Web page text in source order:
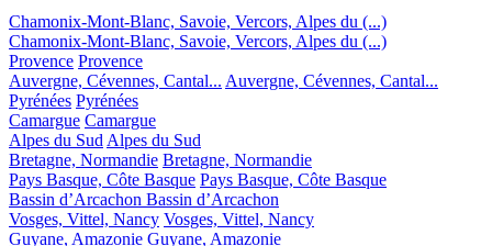
Chamonix-Mont-Blanc, Savoie, Vercors, Alpes du (...)
Chamonix-Mont-Blanc, Savoie, Vercors, Alpes du (...)
Provence Provence
Auvergne, Cévennes, Cantal... Auvergne, Cévennes, Cantal...
Pyrénées Pyrénées
Camargue Camargue
Alpes du SudAlpes du Sud
Bretagne, Normandie Bretagne, Normandie
Pays Basque, Côte Basque Pays Basque, Côte Basque
Bassin d’Arcachon Bassin d’Arcachon
Vosges, Vittel, Nancy Vosges, Vittel, Nancy
Guyane, Amazonie Guyane, Amazonie